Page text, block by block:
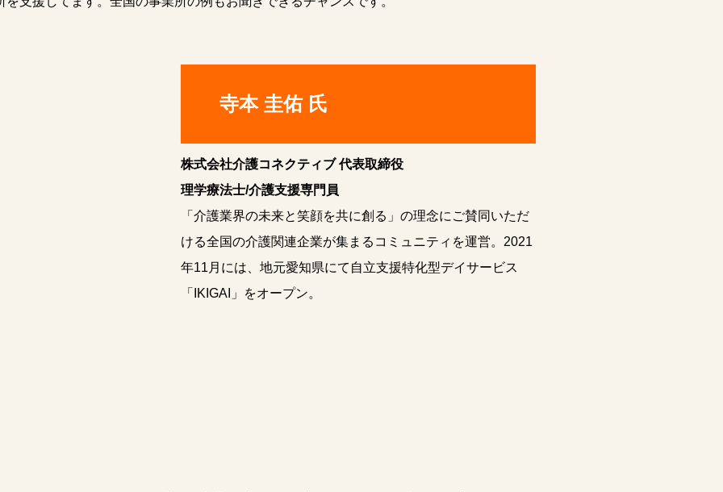
寺本 圭佑 氏
株式会社介護コネクティブ 代表取締役
理学療法士/介護支援専門員
「介護業界の未来と笑顔を共に創る」の理念にご賛同いただ
ける全国の介護関連企業が集まるコミュニティを運営。2021
年11月には、地元愛知県にて自立支援特化型デイサービス
「IKIGAI」をオープン。